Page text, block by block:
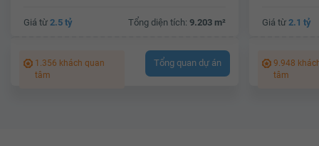
Giá từ 2.5 tỷ Tổng diện tích: 9.203 m²
1.356 khách quan
tâm
Tổng quan dự án
Giá từ 2.1 tỷ
9.948
tâm